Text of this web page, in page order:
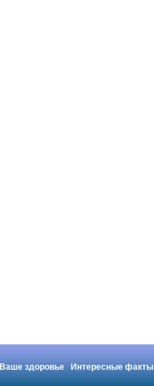
Ваше здоровье Интересные факты